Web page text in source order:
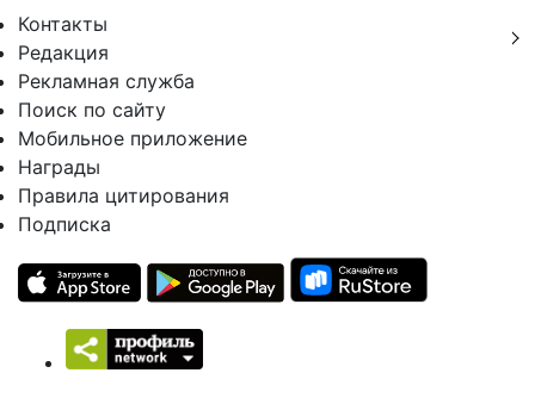
Контакты
Редакция
Рекламная служба
Поиск по сайту
Мобильное приложение
Награды
Правила цитирования
Подписка